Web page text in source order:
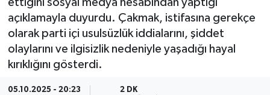
açıklamayla duyurdu. Çakmak, istifasına gerekçe
olarak parti içi usulsüzlük iddialarını, şiddet
olaylarını ve ilgisizlik nedeniyle yaşadığı hayal
kırıklığını gösterdi.
05.10.2025 - 20:23 2 DK